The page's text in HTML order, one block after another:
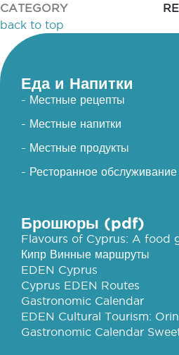
CATEGORY
back to top
Еда и Напитки
- Местные рецепты
- Местные напитки
- Местные продукты
- Ресторанное
Брошюры (pdf)
Flavours of Cyprus: A food
Кипр Винные маршруты
EDEN Cyprus
Cyprus EDEN Routes
Gastronomic Calendar
EDEN Cultural Tourism:
Gastronomic Calendar